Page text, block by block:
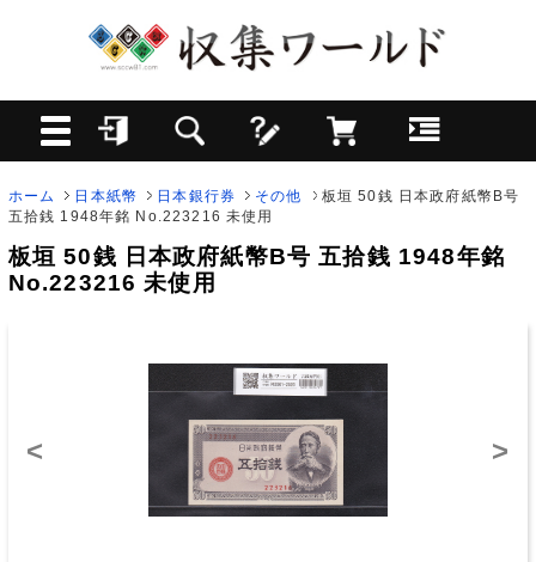
ホーム 日本紙幣 日本銀行券 その他
板垣 50銭 日本政府紙幣B号
五拾銭 1948年銘 No.223216 未使用
板垣 50銭 日本政府紙幣B号 五拾銭 1948年銘
No.223216 未使用
< >